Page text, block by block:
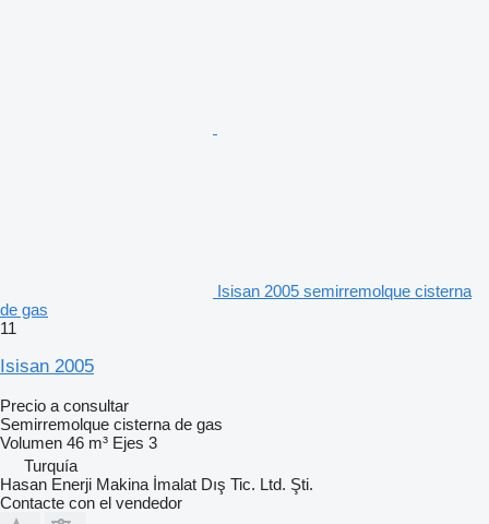
Isisan 2005 semirremolque cisterna
de gas
11
Isisan 2005
Precio a consultar
Semirremolque cisterna de gas
Volumen 46 m³ Ejes 3
Turquía
Hasan Enerji Makina İmalat Dış Tic. Ltd. Şti.
Contacte con el vendedor